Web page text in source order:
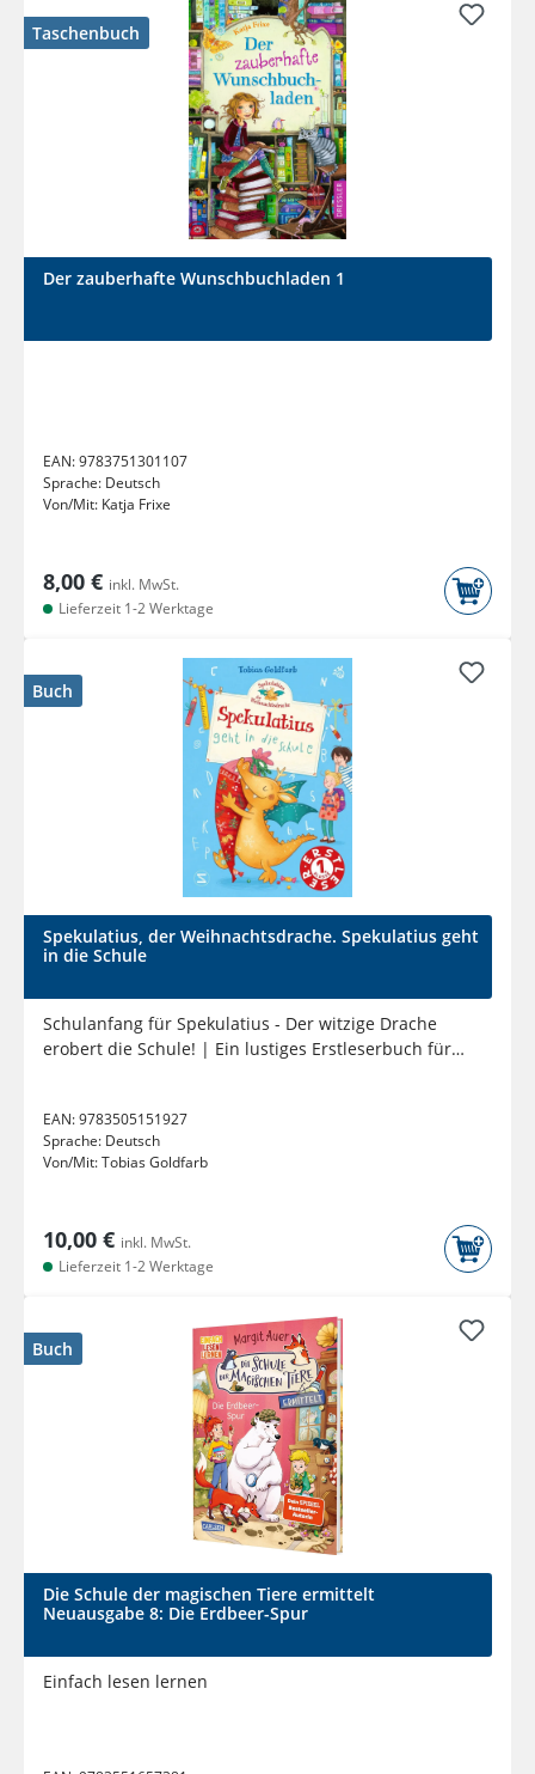
Taschenbuch
Der zauberhafte Wunschbuchladen 1
EAN:9783751301107
Sprache: Deutsch
Von/Mit: Katja Frixe
8,00 € inkl. MwSt.
Lieferzeit 1-2 Werktage
Buch
Spekulatius, der Weihnachtsdrache. Spekulatius geht
in die Schule
Schulanfang für Spekulatius - Der witzige Drache
erobert die Schule! | Ein lustiges Erstleserbuch für
EAN:9783505151927
Sprache: Deutsch
Von/Mit:Tobias Goldfarb
10,00 € inkl. MwSt.
Lieferzeit 1-2 Werktage
Buch
Die Schule der magischen Tiere ermittelt
Neuausgabe 8: Die Erdbeer-Spur
Einfach lesen lernen